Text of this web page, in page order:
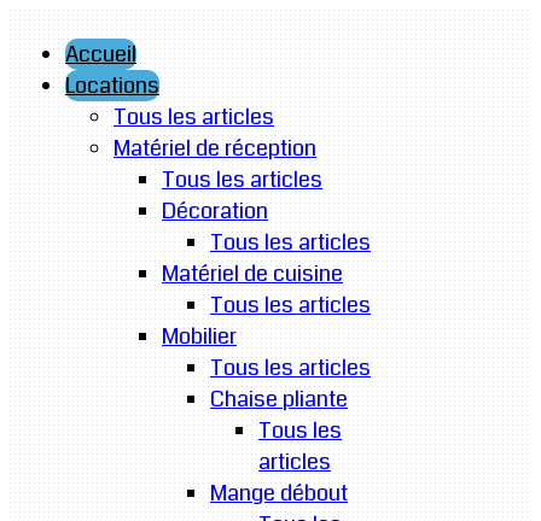
Accueil
Locations
Tous les articles
Matériel de réception
Tous les articles
Décoration
Tous les articles
Matériel de cuisine
Tous les articles
Mobilier
Tous les articles
Chaise pliante
Tous les
articles
Mange débout